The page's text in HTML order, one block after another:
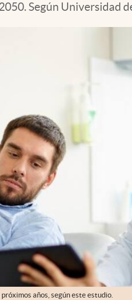
Según Universidad
años, según este estudio.